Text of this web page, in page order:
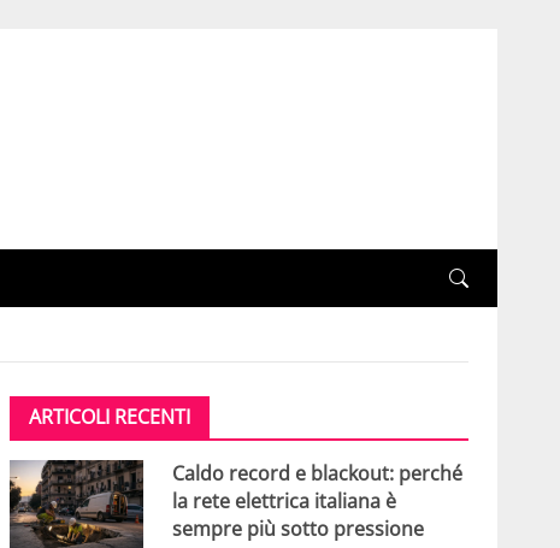
ARTICOLI RECENTI
Caldo record e blackout: perché
la rete elettrica italiana è
sempre più sotto pressione